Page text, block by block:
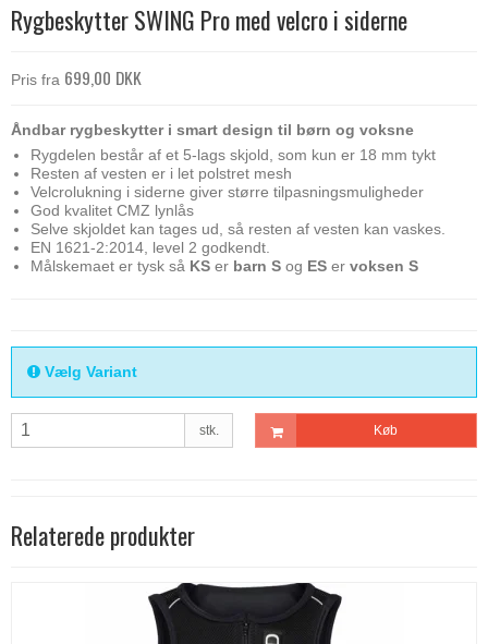
Rygbeskytter SWING Pro med velcro i siderne
Pris fra 699,00 DKK
Åndbar rygbeskytter i smart design til børn og voksne
Rygdelen består af et 5-lags skjold, som kun er 18 mm tykt
Resten af vesten er i let polstret mesh
Velcrolukning i siderne giver større tilpasningsmuligheder
God kvalitet CMZ lynlås
Selve skjoldet kan tages ud, så resten af vesten kan vaskes.
EN 1621-2:2014, level 2 godkendt.
Målskemaet er tysk så KSer barn Sog ESer voksen S
Vælg Variant
stk. Køb
Relaterede produkter